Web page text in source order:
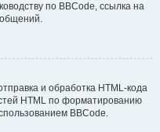
по BBCode, ссылка на
и обработка HTML-кода
HTML по форматированию
BBCode.